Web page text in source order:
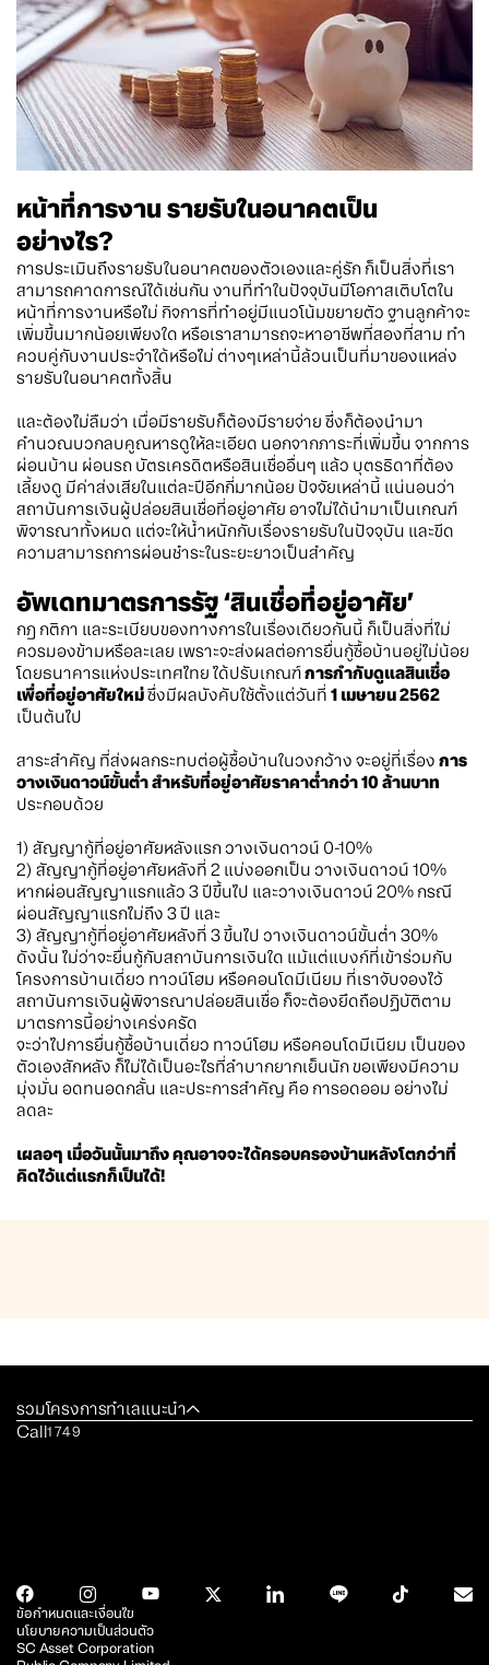
หน้าที่การงาน รายรับในอนาคตเป็น
อย่างไร?
การประเมินถึงรายรับในอนาคตของตัวเองและคู่รัก ก็เป็นสิ่งที่เรา
สามารถคาดการณ์ได้เช่นกัน งานที่ทำในปัจจุบันมีโอกาสเติบโตใน
หน้าที่การงานหรือไม่ กิจการที่ทำอยู่มีแนวโน้มขยายตัว ฐานลูกค้าจะ
เพิ่มขึ้นมากน้อยเพียงใด หรือเราสามารถจะหาอาชีพที่สองที่สาม ทำ
ควบคู่กับงานประจำได้หรือไม่ ต่างๆเหล่านี้ล้วนเป็นที่มาของแหล่ง
รายรับในอนาคตทั้งสิ้น
และต้องไม่ลืมว่า เมื่อมีรายรับก็ต้องมีรายจ่าย ซึ่งก็ต้องนำมา
คำนวณบวกลบคูณหารดูให้ละเอียด นอกจากภาระที่เพิ่มขึ้น จากการ
ผ่อนบ้าน ผ่อนรถ บัตรเครดิตหรือสินเชื่ออื่นๆ แล้ว บุตรธิดาที่ต้อง
เลี้ยงดู มีค่าส่งเสียในแต่ละปีอีกกี่มากน้อย ปัจจัยเหล่านี้ แน่นอนว่า
สถาบันการเงินผู้ปล่อยสินเชื่อที่อยู่อาศัย อาจไม่ได้นำมาเป็นเกณฑ์
พิจารณาทั้งหมด แต่จะให้น้ำหนักกับเรื่องรายรับในปัจจุบัน และขีด
ความสามารถการผ่อนชำระในระยะยาวเป็นสำคัญ
อัพเดทมาตรการรัฐ‘สินเชื่อที่อยู่อาศัย’
กฎ กติกา และระเบียบของทางการในเรื่องเดียวกันนี้ ก็เป็นสิ่งที่ไม่
ควรมองข้ามหรือละเลย เพราะจะส่งผลต่อการยื่นกู้ซื้อบ้านอยู่ไม่น้อย
โดยธนาคารแห่งประเทศไทย ได้ปรับเกณฑ์การกำกับดูแลสินเชื่อ
เพื่อที่อยู่อาศัยใหม่ซึ่งมีผลบังคับใช้ตั้งแต่วันที่ 1 เมษายน2562
เป็นต้นไป
สาระสำคัญ ที่ส่งผลกระทบต่อผู้ซื้อบ้านในวงกว้าง จะอยู่ที่เรื่อง การ
วางเงินดาวน์ขั้นต่ำสำหรับที่อยู่อาศัยราคาต่ำกว่า10ล้านบาท
ประกอบด้วย
1) สัญญากู้ที่อยู่อาศัยหลังแรกวางเงินดาวน์ 0-10%
2) สัญญากู้ที่อยู่อาศัยหลังที่ 2 แบ่งออกเป็น วางเงินดาวน์ 10%
หากผ่อนสัญญาแรกแล้ว 3ปีขึ้นไป และวางเงินดาวน์ 20% กรณี
ผ่อนสัญญาแรกไม่ถึง 3ปี และ
3) สัญญากู้ที่อยู่อาศัยหลังที่ 3ขึ้นไป วางเงินดาวน์ขั้นต่ำ 30%
ดังนั้น ไม่ว่าจะยื่นกู้กับสถาบันการเงินใด แม้แต่แบงก์ที่เข้าร่วมกับ
โครงการบ้านเดี่ยว ทาวน์โฮม หรือคอนโดมีเนียม ที่เราจับจองไว้
สถาบันการเงินผู้พิจารณาปล่อยสินเชื่อ ก็จะต้องยึดถือปฏิบัติตาม
มาตรการนี้อย่างเคร่งครัด
จะว่าไปการยื่นกู้ซื้อบ้านเดี่ยว ทาวน์โฮม หรือคอนโดมีเนียม เป็นของ
ตัวเองสักหลัง ก็ไม่ได้เป็นอะไรที่ลำบากยากเย็นนักขอเพียงมีความ
มุ่งมั่น อดทนอดกลั้น และประการสำคัญ คือ การอดออม อย่างไม่
ลดละ
เผลอๆ เมื่อวันนั้นมาถึงคุณอาจจะได้ครอบครองบ้านหลังโตกว่าที่
คิดไว้แต่แรกก็เป็นได้!
รวมโครงการทำเลแนะนำ
Call1749
SC Asset Corporation
ข้อกำหนดและเงื่อนไข
นโยบายความเป็นส่วนตัว